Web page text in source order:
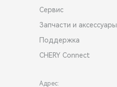
Сервис
Запчасти и аксессуары
Поддержка
CHERY Connect
Адрес: